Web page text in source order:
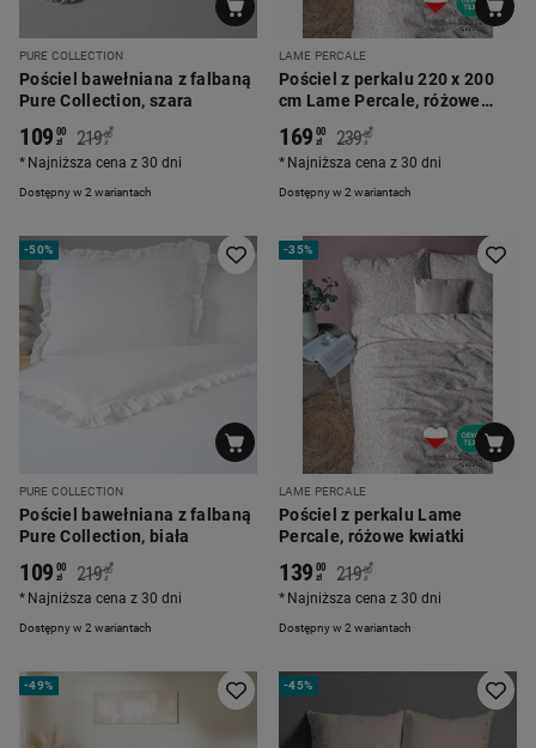
PURE COLLECTION
Pościel bawełniana z falbaną
Pure Collection, szara
Dostępny w 2 wariantach
109 00
zł 219 00
zł
*
Najniższa cena z 30 dni
LAME PERCALE
Pościel z perkalu 220 x 200
cm Lame Percale, różowe
Dostępny w 2 wariantach
169 00
zł 239 00
zł
*
Najniższa cena z 30 dni
-50%
PURE COLLECTION
Pościel bawełniana z falbaną
Pure Collection, biała
Dostępny w 2 wariantach
109 00
zł 219 00
zł
*
Najniższa cena z 30 dni
-35%
LAME PERCALE
Pościel z perkalu Lame
Percale, różowe kwiatki
Dostępny w 2 wariantach
139 00
zł 219 00
zł
*
Najniższa cena z 30 dni
-49% -45%